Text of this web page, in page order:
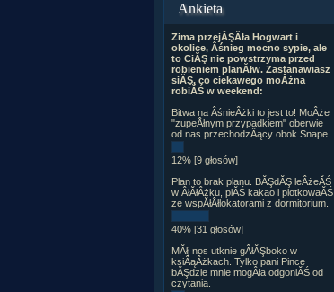
Ankieta
Zima przejĂŞÂła Hogwart i
okolice, Âśnieg mocno sypie, ale
to CiĂŞ nie powstrzyma przed
robieniem planĂłw. Zastanawiasz
siĂŞ, co ciekawego moÂżna
robiĂŚ w weekend:
Bitwa na ÂśnieÂżki to jest to! MoÂże
"zupeÂłnym przypadkiem" oberwie
od nas przechodzÂący obok Snape.
12% [9 głosów]
Plan to brak planu. BĂŞdĂŞ leÂżeĂŚ
w ÂłĂłÂżku, piĂŚ kakao i plotkowaĂŚ
ze wspĂłÂłlokatorami z dormitorium.
40% [31 głosów]
MĂłj nos utknie gÂłĂŞboko w
ksiÂąÂżkach. Tylko pani Pince
bĂŞdzie mnie mogÂła odgoniĂŚ od
czytania.